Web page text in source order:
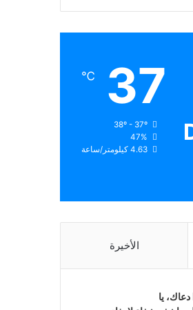
37
℃
38º - 37º
47%
4.63 كيلومتر/ساعة
الأخيرة
دعاك، يا